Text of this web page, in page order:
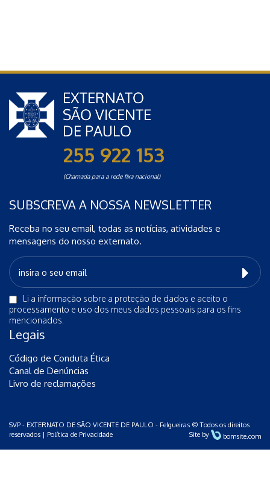
255 922 153
(Chamada para a rede fixa nacional)
SUBSCREVA A NOSSA NEWSLETTER
Receba no seu email, todas as notícias, atividades e
mensagens do nosso externato.
Li a informação sobre a proteção de dados e aceito o
processamento e uso dos meus dados pessoais para os fins
mencionados.
Legais
Código de Conduta Ética
Canal de Denúncias
Livro de reclamações
SVP - EXTERNATO DE SÃO VICENTE DE PAULO - Felgueiras © Todos os direitos
reservados | Política de Privacidade Site by bomsite.com